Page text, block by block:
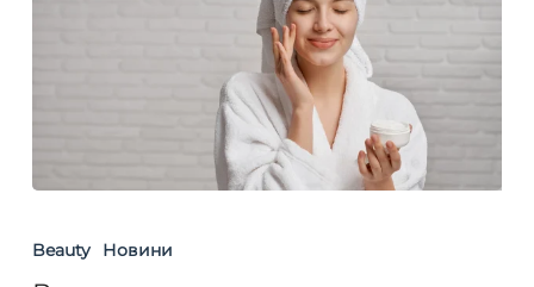
навколишнього
Beauty Новини